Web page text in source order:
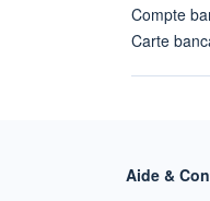
Compte
Carte
Aide &